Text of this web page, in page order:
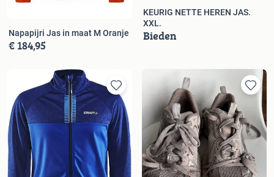
Napapijri Jas in maat M Oranje
€ 184,95
KEURIG NETTE HEREN JAS.
XXL.
Bieden